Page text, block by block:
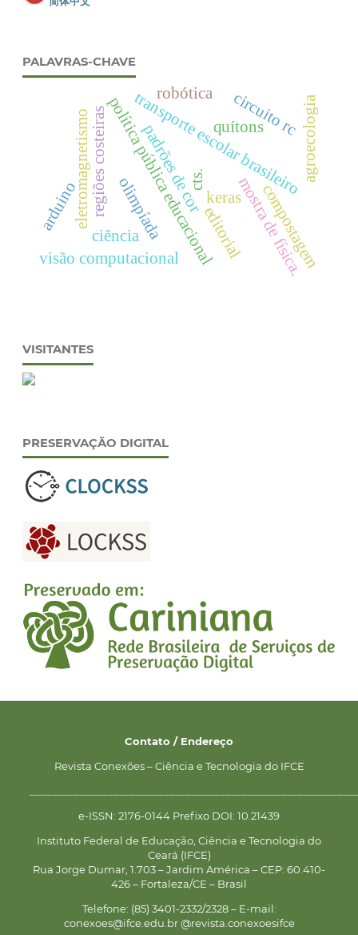
PALAVRAS-CHAVE
editorial
olimpíada
política pública educacional
transporte escolar brasileiro
padrões de cor quítons
regiões costeiras
robótica
visão computacional
kerasmostra de física.
cts. agroecologia
compostagem
eletromagnetismo
ciência
arduino
circuito rc
VISITANTES
PRESERVAÇÃO DIGITAL
Contato / Endereço
Revista Conexões – Ciência e Tecnologia do IFCE
e-ISSN: 2176-0144 Prefixo DOI: 10.21439
Instituto Federal de Educação, Ciência e Tecnologia do
Ceará (IFCE)
Rua Jorge Dumar, 1.703 – Jardim América – CEP: 60.410-
426 – Fortaleza/CE – Brasil
Telefone: (85) 3401-2332/2328 – E-mail:
conexoes@ifce.edu.br @revista.conexoesifce